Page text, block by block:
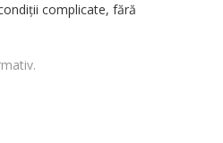
complicate, fără